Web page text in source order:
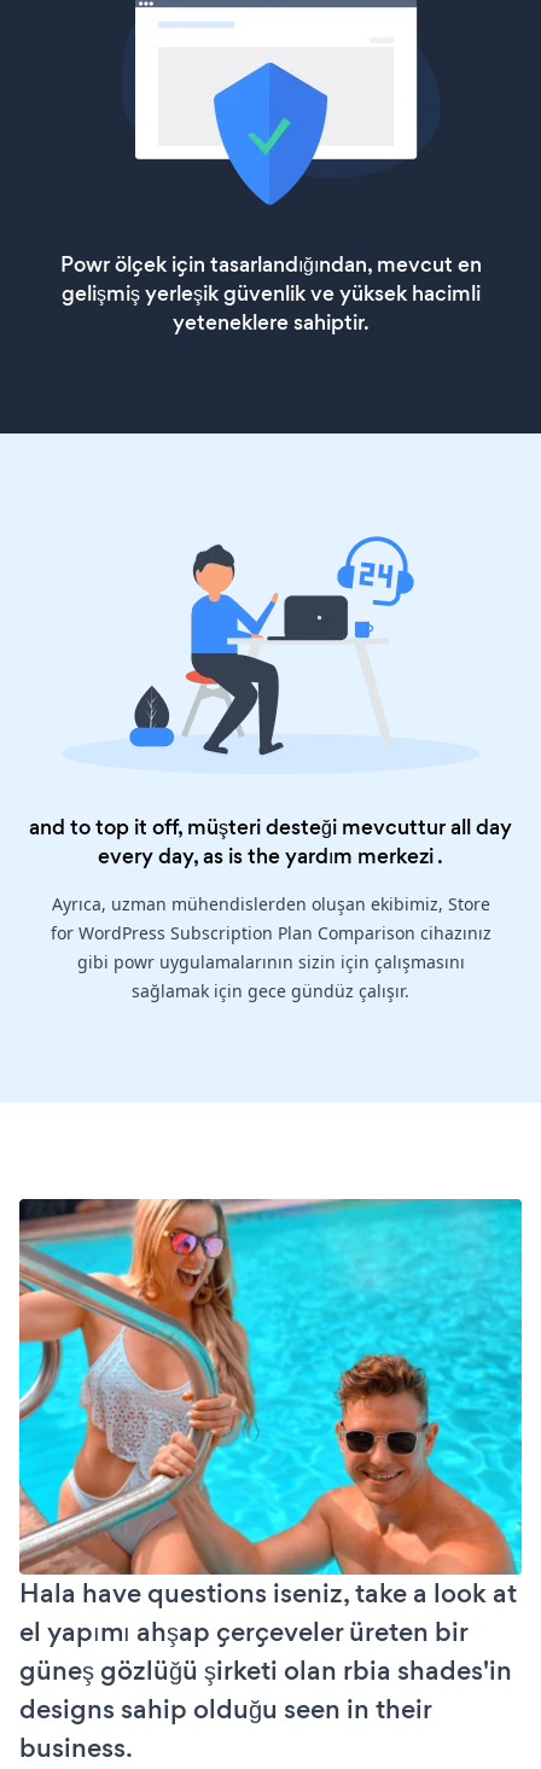
Powr ölçek için tasarlandığından, mevcut en
gelişmiş yerleşik güvenlik ve yüksek hacimli
yeteneklere sahiptir.
and to top it off, müşteri desteği mevcuttur all day
every day, as is theyardım merkezi.
Ayrıca, uzman mühendislerden oluşan ekibimiz, Store
for WordPress Subscription Plan Comparison cihazınız
gibi powr uygulamalarının sizin için çalışmasını
sağlamak için gece gündüz çalışır.
Hala have questions iseniz, take a look at
el yapımı ahşap çerçeveler üreten bir
güneş gözlüğü şirketi olan rbia shades'in
designs sahip olduğu seen in their
business.